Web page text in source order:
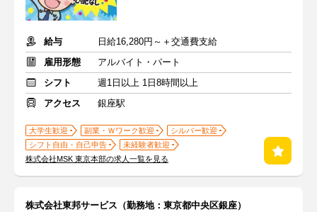
給与
日給16,280円～＋交通費支給
雇用形態
アルバイト・パート
シフト
週1日以上 1日8時間以上
アクセス
銀座駅
大学生歓迎 副業・Ｗワーク歓迎
シルバー歓迎
シフト自由・自己申告
未経験者歓迎
株式会社MSK 東京本部の求人一覧を見る
株式会社東邦サービス（勤務地：東京都中央区銀座）